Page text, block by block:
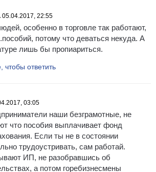
05.04.2017, 22:55
особенно в торговле так работают,
потому что деваться некуда. А
лишь бы пропиариться.
чтобы ответить
03:05
наши безграмотные, не
что пособия выплачивает фонд
Если ты не в состоянии
трудоустривать, сам работай.
ИП, не разобравшись об
а потом горебизнесмены